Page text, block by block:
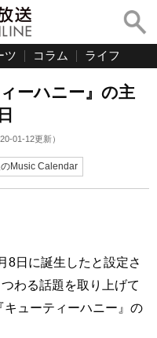
ツ コラム ライフ
ーハニー』の主
01-12更新）
のMusic Calendar
8日に誕生したと設定さ
わる話題を取り上げて
ューティーハニー』の